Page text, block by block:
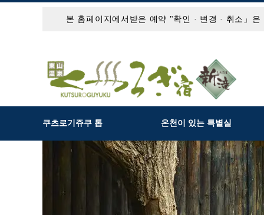
본 홈페이지에서받은 예약 "확인 · 변경 · 취소」
쿠츠로기쥬쿠 톱 온천이 있는 특별실